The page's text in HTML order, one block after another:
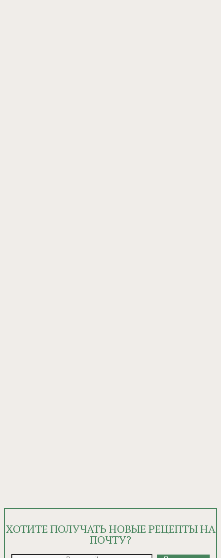
ХОТИТЕ ПОЛУЧАТЬ НОВЫЕ РЕЦЕПТЫ НА
ПОЧТУ?